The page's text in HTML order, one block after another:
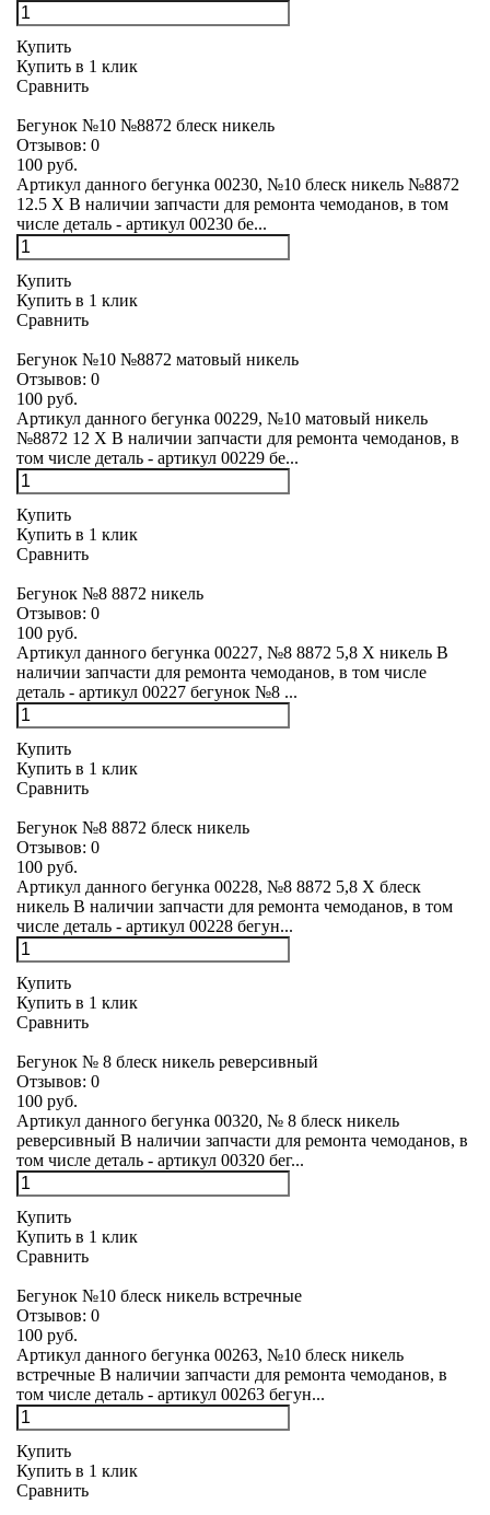
Купить
Купить в 1 клик
Сравнить
Бегунок №10 №8872 блеск никель
Отзывов: 0
100 руб.
Артикул данного бегунка 00230, №10 блеск никель №8872
12.5 X В наличии запчасти для ремонта чемоданов, в том
числе деталь - артикул 00230 бе...
Купить
Купить в 1 клик
Сравнить
Бегунок №10 №8872 матовый никель
Отзывов: 0
100 руб.
Артикул данного бегунка 00229, №10 матовый никель
№8872 12 X В наличии запчасти для ремонта чемоданов, в
том числе деталь - артикул 00229 бе...
Купить
Купить в 1 клик
Сравнить
Бегунок №8 8872 никель
Отзывов: 0
100 руб.
Артикул данного бегунка 00227, №8 8872 5,8 Х никель В
наличии запчасти для ремонта чемоданов, в том числе
деталь - артикул 00227 бегунок №8 ...
Купить
Купить в 1 клик
Сравнить
Бегунок №8 8872 блеск никель
Отзывов: 0
100 руб.
Артикул данного бегунка 00228, №8 8872 5,8 Х блеск
никель В наличии запчасти для ремонта чемоданов, в том
числе деталь - артикул 00228 бегун...
Купить
Купить в 1 клик
Сравнить
Бегунок № 8 блеск никель реверсивный
Отзывов: 0
100 руб.
Артикул данного бегунка 00320, № 8 блеск никель
реверсивный В наличии запчасти для ремонта чемоданов, в
том числе деталь - артикул 00320 бег...
Купить
Купить в 1 клик
Сравнить
Бегунок №10 блеск никель встречные
Отзывов: 0
100 руб.
Артикул данного бегунка 00263, №10 блеск никель
встречные В наличии запчасти для ремонта чемоданов, в
том числе деталь - артикул 00263 бегун...
Купить
Купить в 1 клик
Сравнить